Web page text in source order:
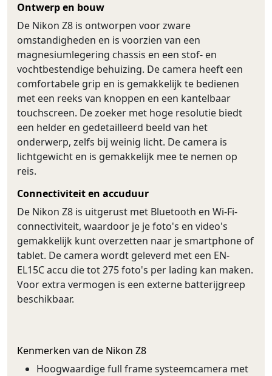
Ontwerp en bouw
De Nikon Z8 is ontworpen voor zware
omstandigheden en is voorzien van een
magnesiumlegering chassis en een stof- en
vochtbestendige behuizing. De camera heeft een
comfortabele grip en is gemakkelijk te bedienen
met een reeks van knoppen en een kantelbaar
touchscreen. De zoeker met hoge resolutie biedt
een helder en gedetailleerd beeld van het
onderwerp, zelfs bij weinig licht. De camera is
lichtgewicht en is gemakkelijk mee te nemen op
reis.
Connectiviteit en accuduur
De Nikon Z8 is uitgerust met Bluetooth en Wi-Fi-
connectiviteit, waardoor je je foto's en video's
gemakkelijk kunt overzetten naar je smartphone of
tablet. De camera wordt geleverd met een EN-
EL15C accu die tot 275 foto's per lading kan maken.
Voor extra vermogen is een externe batterijgreep
beschikbaar.
Kenmerken van de Nikon Z8
Hoogwaardige full frame systeemcamera met